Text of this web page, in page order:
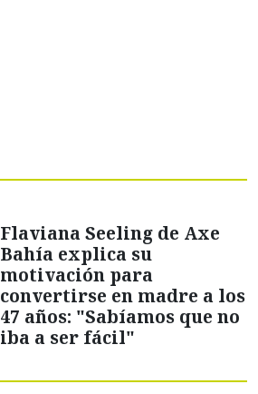
Flaviana Seeling de Axe
Bahía explica su
motivación para
convertirse en madre a los
47 años: "Sabíamos que no
iba a ser fácil"